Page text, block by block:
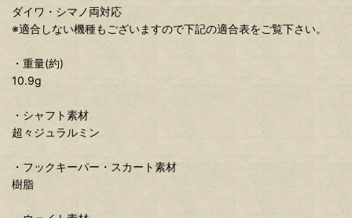
ダイワ・シマノ両対応
※適合しない機種もございますので下記の適合表をご覧下さい。
・重量(約)
10.9g
・シャフト素材
超々ジュラルミン
・フックキーパー・スカート素材
樹脂